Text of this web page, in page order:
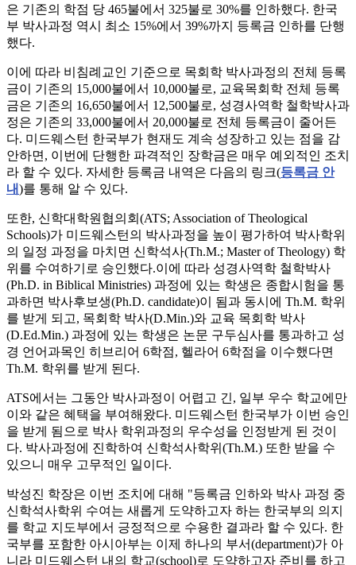
은 기존의 학점 당 465불에서 325불로 30%를 인하했다. 한국
부 박사과정 역시 최소 15%에서 39%까지 등록금 인하를 단행
했다.
이에 따라 비침례교인 기준으로 목회학 박사과정의 전체 등록
금이 기존의 15,000불에서 10,000불로, 교육목회학 전체 등록
금은 기존의 16,650불에서 12,500불로, 성경사역학 철학박사과
정은 기존의 33,000불에서 20,000불로 전체 등록금이 줄어든
다. 미드웨스턴 한국부가 현재도 계속 성장하고 있는 점을 감
안하면, 이번에 단행한 파격적인 장학금은 매우 예외적인 조치
라 할 수 있다. 자세한 등록금 내역은 다음의 링크(등록금 안
내)를 통해 알 수 있다.
또한, 신학대학원협의회(ATS; Association of Theological
Schools)가 미드웨스턴의 박사과정을 높이 평가하여 박사학위
의 일정 과정을 마치면 신학석사(Th.M.; Master of Theology) 학
위를 수여하기로 승인했다.이에 따라 성경사역학 철학박사
(Ph.D. in Biblical Ministries) 과정에 있는 학생은 종합시험을 통
과하면 박사후보생(Ph.D. candidate)이 됨과 동시에 Th.M. 학위
를 받게 되고, 목회학 박사(D.Min.)와 교육 목회학 박사
(D.Ed.Min.) 과정에 있는 학생은 논문 구두심사를 통과하고 성
경 언어과목인 히브리어 6학점, 헬라어 6학점을 이수했다면
Th.M. 학위를 받게 된다.
ATS에서는 그동안 박사과정이 어렵고 긴, 일부 우수 학교에만
이와 같은 혜택을 부여해왔다. 미드웨스턴 한국부가 이번 승인
을 받게 됨으로 박사 학위과정의 우수성을 인정받게 된 것이
다. 박사과정에 진학하여 신학석사학위(Th.M.) 또한 받을 수
있으니 매우 고무적인 일이다.
박성진 학장은 이번 조치에 대해 "등록금 인하와 박사 과정 중
신학석사학위 수여는 새롭게 도약하고자 하는 한국부의 의지
를 학교 지도부에서 긍정적으로 수용한 결과라 할 수 있다. 한
국부를 포함한 아시아부는 이제 하나의 부서(department)가 아
니라 미드웨스턴 내의 학교(school)로 도약하고자 준비를 하고